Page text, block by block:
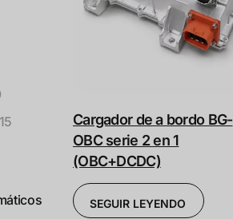
Cargador de a bordo BG-
OBC serie 2 en 1
(OBC+DCDC)
SEGUIR LEYENDO
15